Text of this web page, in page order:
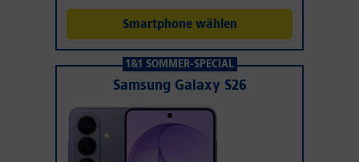
Smartphone wählen
1&1 SOMMER-SPECIAL
Samsung Galaxy S26